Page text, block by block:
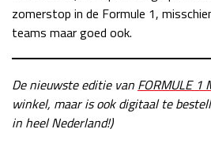
zomerstop in de Formule 1,
teams maar goed ook.
De nieuwste editie van FORMULE 1
winkel, maar is ook digitaal te
in heel Nederland!)